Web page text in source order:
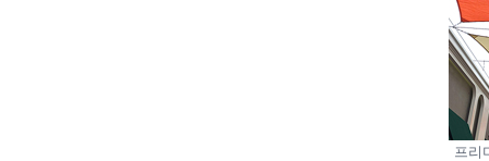
프리